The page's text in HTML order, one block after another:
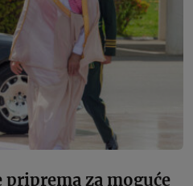
priprema za moguće